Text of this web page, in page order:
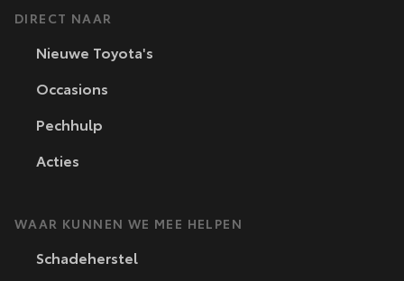
DIRECT NAAR
Nieuwe Toyota's
Occasions
Pechhulp
Acties
WAAR KUNNEN WE MEE HELPEN
Schadeherstel